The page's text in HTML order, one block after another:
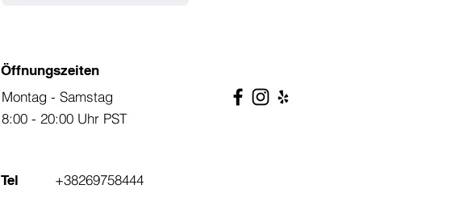
Öffnungszeiten
Montag - Samstag
8:00 - 20:00 Uhr PST
Tel +38269758444